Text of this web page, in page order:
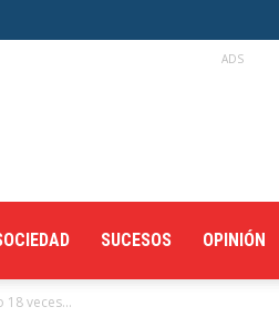
ADS
SUCESOS OPINIÓN
veces...